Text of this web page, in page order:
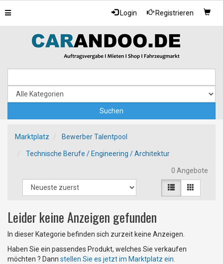
Login Registrieren
Toggle
navigation
Marktplatz Bewerber Talentpool
Technische Berufe / Engineering / Architektur
0 Angebote
Leider keine Anzeigen gefunden
In dieser Kategorie befinden sich zurzeit keine Anzeigen.
Haben Sie ein passendes Produkt, welches Sie verkaufen
möchten ? Dann stellen Sie es jetzt im Marktplatz ein.